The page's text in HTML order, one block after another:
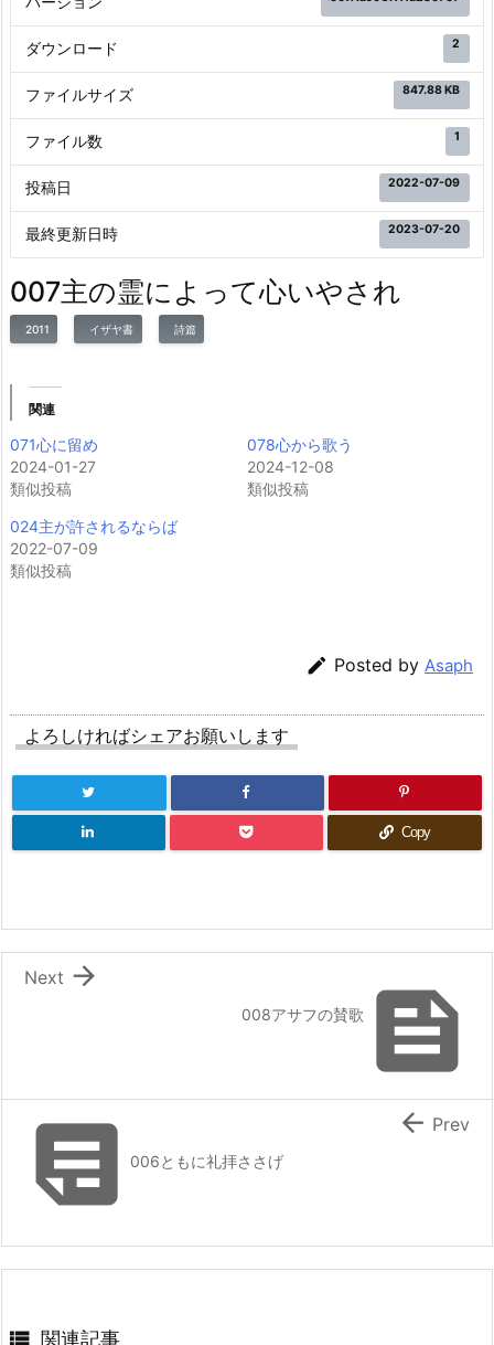
ダウンロード 2
ファイルサイズ 847.88 KB
ファイル数 1
投稿日 2022-07-09
最終更新日時 2023-07-20
007主の霊によって心いやされ
2011 イザヤ書 詩篇
関連
071心に留め
2024-01-27
類似投稿
078心から歌う
2024-12-08
類似投稿
024主が許されるならば
2022-07-09
類似投稿
 Posted by Asaph
よろしければシェアお願いします
Copy

008アサフの賛歌

Next
006ともに礼拝ささげ
 Prev
 関連記事